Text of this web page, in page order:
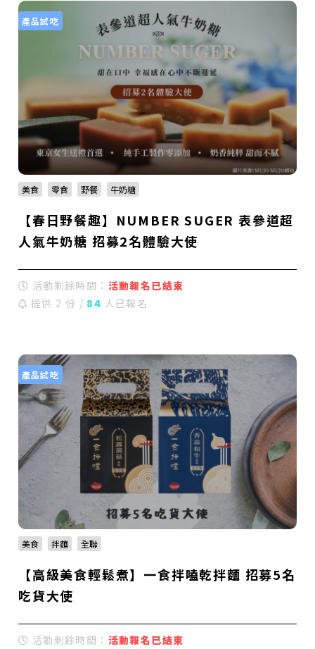
產品試吃
美食 零食 野餐 牛奶糖
【春日野餐趣】NUMBER SUGER 表參道超
人氣牛奶糖 招募2名體驗大使
活動剩餘時間： 活動報名已結束
提供 2 份 / 84 人已報名
產品試吃
美食 拌麵 全聯
【高級美食輕鬆煮】一食拌嗑乾拌麵 招募5名
吃貨大使
活動剩餘時間： 活動報名已結束